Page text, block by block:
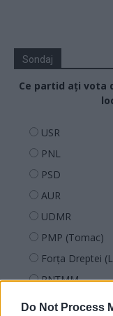
Do Not Process
Sondaj
Ce partid ați vota
USR
PNL
PSD
AUR
UDMR
PMP (Tomac)
Forța Dreptei
PNȚMM
REPER